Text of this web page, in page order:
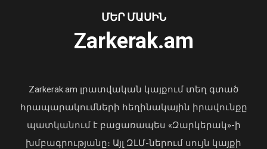
«Պարտվեցինք դաժան հիվանդության
04 Օգոստոս, 2026 19:12
ՄԵՐ ՄԱՍԻՆ
Zarkerak.am
Zarkerak.am լրատվական կայքում տեղ գտած
հրապարակումների հեղինակային իրավունքը
պատկանում է բացառապես «Զարկերակ»-ի
խմբագրությանը։ Այլ ԶԼՄ-ներում սույն կայքի